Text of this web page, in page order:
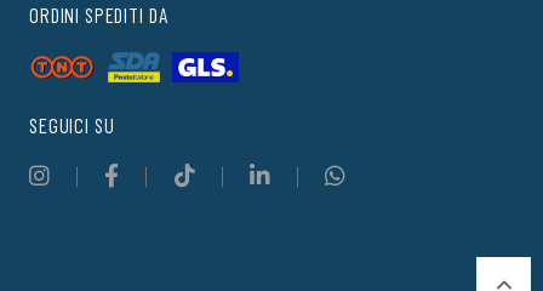
ORDINI SPEDITI DA
SEGUICI SU